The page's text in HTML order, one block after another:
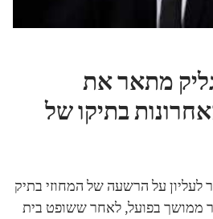
מתאר את
בתיקו של
לעליון על הרשעה של המחוזי בתיק
ממושך בפועל, לאחר ששופט בית